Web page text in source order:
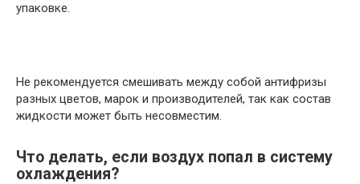
упаковке.
Не рекомендуется смешивать между собой антифризы
разных цветов, марок и производителей, так как состав
жидкости может быть несовместим.
Что делать, если воздух попал в систему
охлаждения?